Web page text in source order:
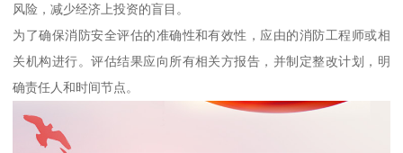
风险，减少经济上投资的盲目。
为了确保消防安全评估的准确性和有效性，应由的消防工程师或相
关机构进行。评估结果应向所有相关方报告，并制定整改计划，明
确责任人和时间节点。